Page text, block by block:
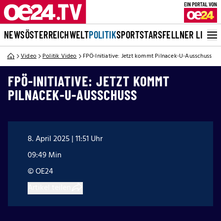
NEWSÖSTERREICHWELTPOLITIKSPORTSTARSFELLNER LIVE
Video Politik Video FPÖ-Initiative: Jetzt kommt Pilnacek-U-Ausschuss
FPÖ-INITIATIVE: JETZT KOMMT
PILNACEK-U-AUSSCHUSS
8. April 2025 | 11:51 Uhr
09:49 Min
© OE24